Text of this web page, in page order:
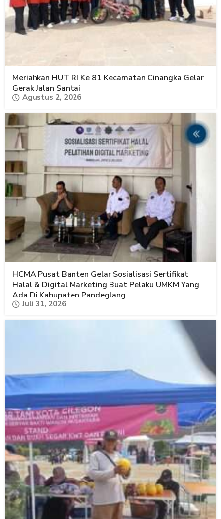
Meriahkan HUT RI Ke 81 Kecamatan Cinangka Gelar
Gerak Jalan Santai
Agustus 2, 2026
HCMA Pusat Banten Gelar Sosialisasi Sertifikat
Halal & Digital Marketing Buat Pelaku UMKM Yang
Ada Di Kabupaten Pandeglang
Juli 31, 2026